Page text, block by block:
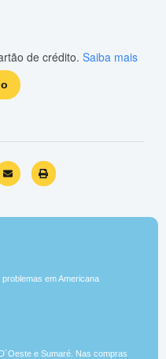
de crédito. Saiba mais
em Americana
e Sumaré. Nas compras